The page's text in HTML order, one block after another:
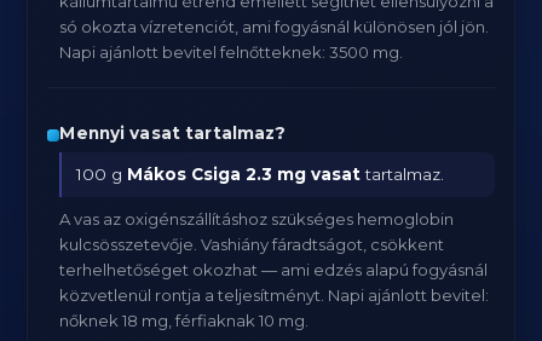
só okozta vízretenciót, ami fogyásnál különösen jól jön.
Napi ajánlott bevitel felnőtteknek: 3500 mg.
Mennyi vasat tartalmaz?
100 g Mákos Csiga 2.3 mg vasattartalmaz.
A vas az oxigénszállításhoz szükséges hemoglobin
kulcsösszetevője. Vashiány fáradtságot, csökkent
terhelhetőséget okozhat — ami edzés alapú fogyásnál
közvetlenül rontja a teljesítményt. Napi ajánlott bevitel:
nőknek 18 mg, férfiaknak 10 mg.